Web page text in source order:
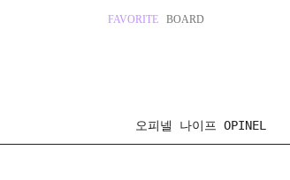
FAVORITE BOARD
오피넬 나이프 OPINEL